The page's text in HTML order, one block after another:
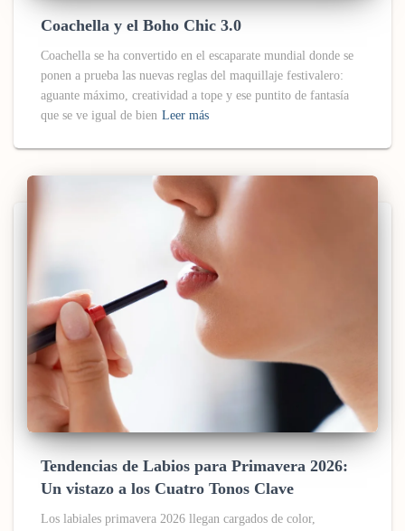
Coachella y el Boho Chic 3.0
Coachella se ha convertido en el escaparate mundial donde se
ponen a prueba las nuevas reglas del maquillaje festivalero:
aguante máximo, creatividad a tope y ese puntito de fantasía
que se ve igual de bien Leer más
Tendencias de Labios para Primavera 2026:
Un vistazo a los Cuatro Tonos Clave
Los labiales primavera 2026 llegan cargados de color,